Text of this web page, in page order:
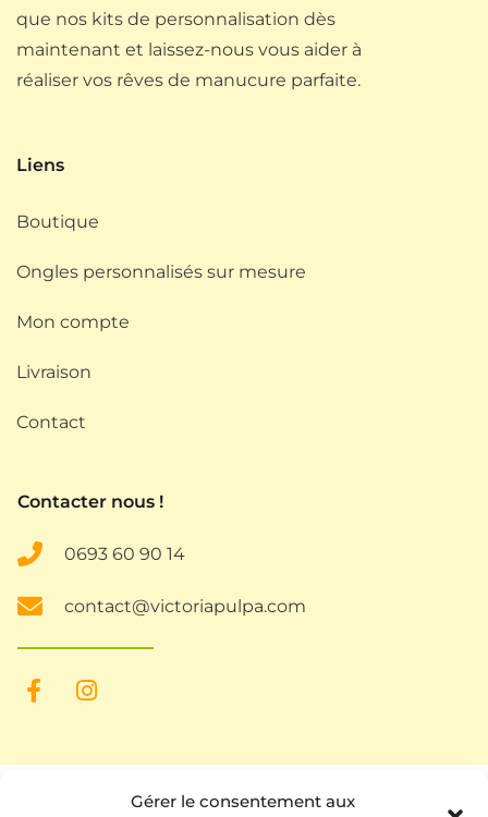
Gérer le consentement aux
que nos kits de personnalisation dès
maintenant et laissez-nous vous aider à
réaliser vos rêves de manucure parfaite.
Liens
Boutique
Ongles personnalisés sur mesure
Mon compte
Livraison
Contact
Contacter nous !
069360 90 14
contact@victoriapulpa.com